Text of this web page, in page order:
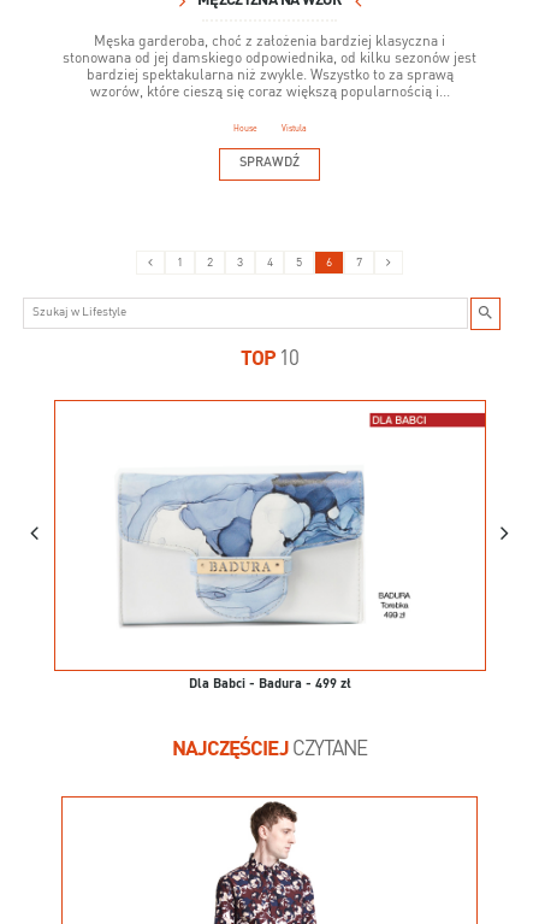
Męska garderoba, choć z założenia bardziej klasyczna i
stonowana od jej damskiego odpowiednika, od kilku sezonów jest
bardziej spektakularna niż zwykle. Wszystko to za sprawą
wzorów, które cieszą się coraz większą popularnością i...
House Vistula
SPRAWDŹ
1 2 3 4 5 6 7
TOP 10
Dla Babci - Badura - 499 zł
NAJCZĘŚCIEJCZYTANE